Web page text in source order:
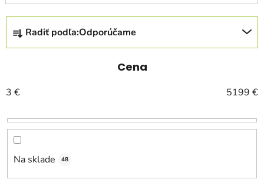
R
a
d
n
i
e
p
o
d
Radiť podľa:Odporúčame
Cena
3 € 5199 €
Na sklade 48